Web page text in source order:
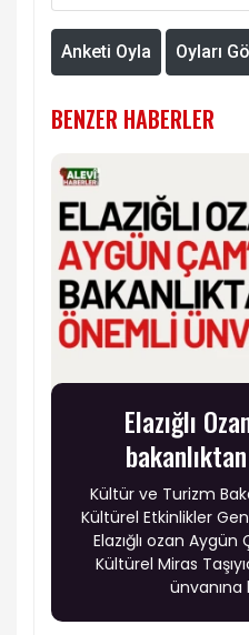
Anketi Oyla Oyları
BENZER HABERLER
Elazığlı
Kültür ve Turizm
Kültürel Etkinlikler
Elazığlı ozan
Kültürel Miras
ünvanına